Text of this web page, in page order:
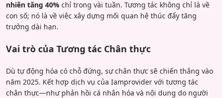
nhiên tăng 40% chỉ trong vài tuần. Tương tác không chỉ là về
con số; nó là về việc xây dựng mối quan hệ thúc đẩy tăng
trưởng dài hạn.
Vai trò của Tương tác Chân thực
Dù tự động hóa có chỗ đứng, sự chân thực sẽ chiến thắng vào
năm 2025. Kết hợp dịch vụ của Iamprovider với tương tác
chân thực—như phản hồi cá nhân hóa và nội dung do người